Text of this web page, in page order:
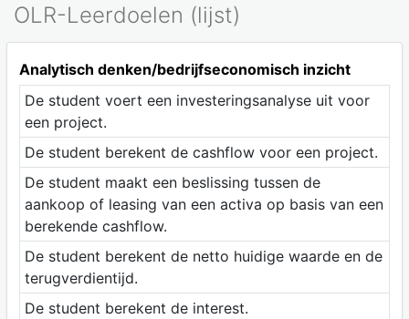
OLR-Leerdoelen (lijst)
Analytisch denken/bedrijfseconomisch inzicht
De student voert een investeringsanalyse uit voor
een project.
De student berekent de cashflow voor een project.
De student maakt een beslissing tussen de
aankoop of leasing van een activa op basis van een
berekende cashflow.
De student berekent de netto huidige waarde en de
terugverdientijd.
De student berekent de interest.